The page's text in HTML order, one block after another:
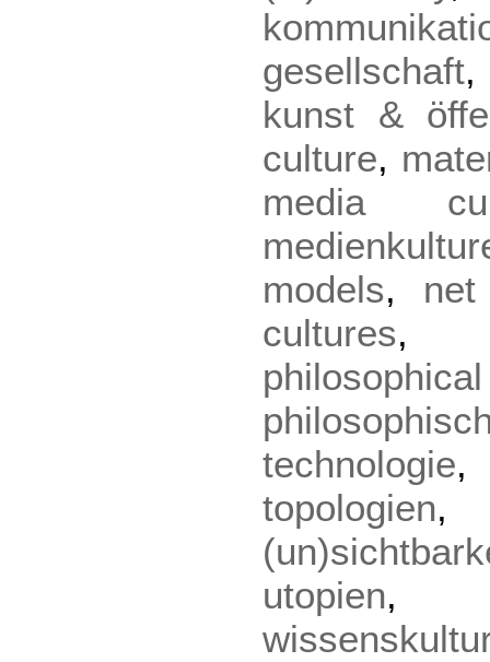
gesellschaft
kunst &
culture,
media
models,
cultures
technologie
topologien
utopien